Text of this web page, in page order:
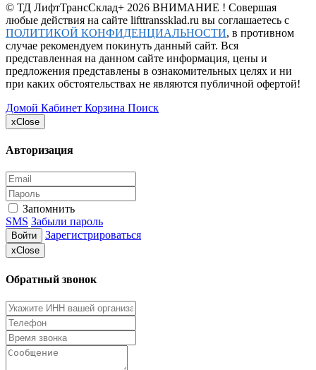
© ТД ЛифтТрансСклад+ 2026 ВНИМАНИЕ ! Совершая
любые действия на сайте lifttranssklad.ru вы соглашаетесь с
ПОЛИТИКОЙ КОНФИДЕНЦИАЛЬНОСТИ, в противном
случае рекомендуем покинуть данный сайт. Вся
представленная на данном сайте информация, цены и
предложения представлены в ознакомительных целях и ни
при каких обстоятельствах не являются публичной офертой!
Домой Кабинет Корзина Поиск
xClose
Авторизация
Запомнить
SMS Забыли пароль
Войти Зарегистрироваться
xClose
Обратный звонок